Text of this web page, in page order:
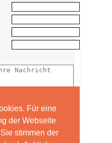
Für eine
der Webseite
stimmen der